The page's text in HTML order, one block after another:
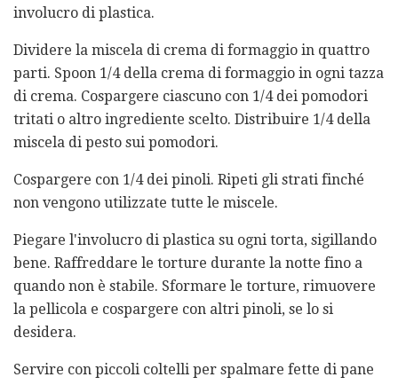
involucro di plastica.
Dividere la miscela di crema di formaggio in quattro
parti. Spoon 1/4 della crema di formaggio in ogni tazza
di crema. Cospargere ciascuno con 1/4 dei pomodori
tritati o altro ingrediente scelto. Distribuire 1/4 della
miscela di pesto sui pomodori.
Cospargere con 1/4 dei pinoli. Ripeti gli strati finché
non vengono utilizzate tutte le miscele.
Piegare l'involucro di plastica su ogni torta, sigillando
bene. Raffreddare le torture durante la notte fino a
quando non è stabile. Sformare le torture, rimuovere
la pellicola e cospargere con altri pinoli, se lo si
desidera.
Servire con piccoli coltelli per spalmare fette di pane